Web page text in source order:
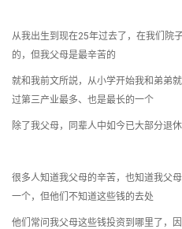
从我出生到现在25年过去了，在我们院
的，但我父母是最辛苦的
就和我前文所説，从小学开始我和弟弟
过第三产业最多、也是最长的一个
除了我父母，同辈人中如今已大部分退
很多人知道我父母的辛苦，也知道我父
一个，但他们不知道这些钱的去处
他们常问我父母这些钱投资到哪里了，